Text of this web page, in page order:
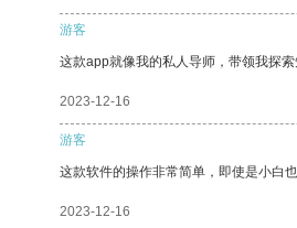
游客
这款app就像我的私人导师，带领我探索
2023-12-16
游客
这款软件的操作非常简单，即使是小白也
2023-12-16